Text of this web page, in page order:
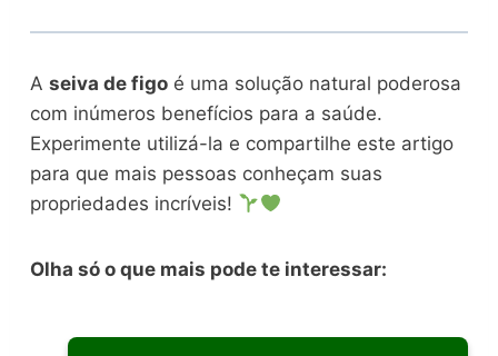
Aseiva de figo é uma solução natural poderosa
com inúmeros benefícios para a saúde.
Experimente utilizá-la e compartilhe este artigo
para que mais pessoas conheçam suas
propriedades incríveis!
Olha só o que mais pode te interessar: